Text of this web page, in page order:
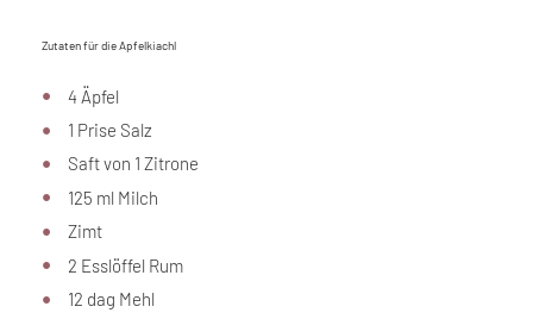
Zutaten für die Apfelkiachl
4 Äpfel
1 Prise Salz
Saft von 1 Zitrone
125 ml Milch
Zimt
2 Esslöffel Rum
12 dag Mehl